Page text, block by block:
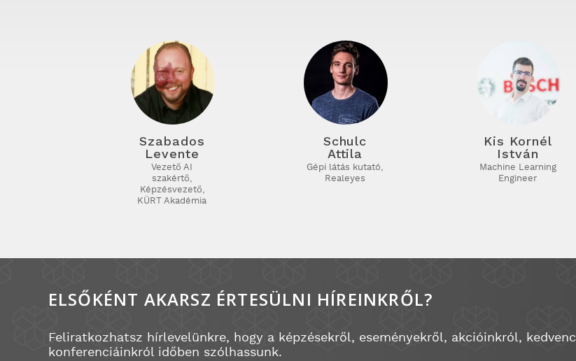
Szabados
Levente
Vezető AI
szakértő,
Képzésvezető,
KÜRT Akadémia
Schulc
Attila
Gépi látás kutató,
Realeyes
Kis Kornél
István
Machine Learning
Engineer
ELSŐKÉNT AKARSZ ÉRTESÜLNI HÍREINKRŐL?
Feliratkozhatsz hírlevelünkre, hogy a képzésekről, eseményekről, akcióinkról, kedvenc
konferenciáinkról időben szólhassunk.